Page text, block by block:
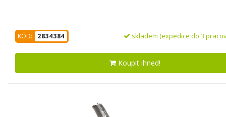
KÓD: 2834384 skladem (expedice do 3
Koupit ihned!